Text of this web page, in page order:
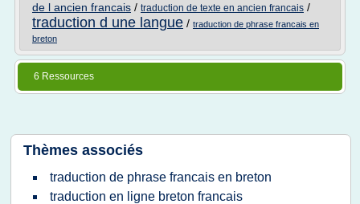
de l ancien francais / traduction de texte en ancien francais /
traduction d une langue / traduction de phrase francais en
breton
6 Ressources
Thèmes associés
traduction de phrase francais en breton
traduction en ligne breton francais